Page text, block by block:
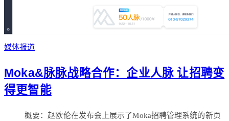
媒体报道
Moka&脉脉战略合作：企业人脉 让招聘变
得更智能
概要：赵欧伦在发布会上展示了Moka招聘管理系统的新页